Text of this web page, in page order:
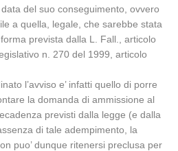
del suo conseguimento, ovvero
a quella, legale, che sarebbe stata
prevista dalla L. Fall., articolo
n. 270 del 1999, articolo
l’avviso e’ infatti quello di porre
la domanda di ammissione al
previsti dalla legge (e dalla
di tale adempimento, la
puo’ dunque ritenersi preclusa per